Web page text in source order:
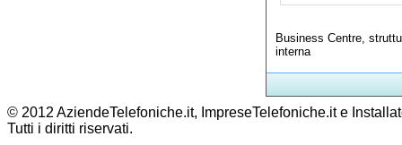
Business Centre,
interna
© 2012 AziendeTelefoniche.it, ImpreseTelefoniche.it e
Tutti i diritti riservati.